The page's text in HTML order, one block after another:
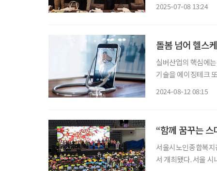
2025-07-08 13:24
돌봄 넘어 헬스
실버산업의 핵심에
기술을 에이징테크
2024-08-12 08:15
“함께 꿈꾸는
서울시노인종합복지
서 개최됐다. 서울